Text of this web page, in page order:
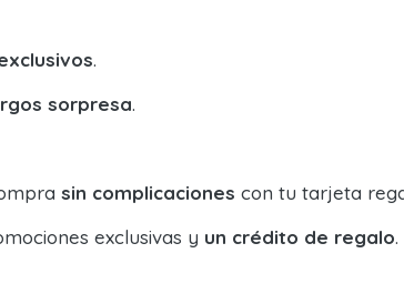
.
sorpresa.
sin complicaciones con tu tarjeta
exclusivas y un crédito de regalo.